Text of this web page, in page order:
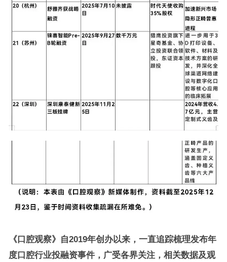
《口腔观察》自2019年创办以来，一直追踪梳理发布年
度口腔行业投融资事件，广受各界关注，相关数据及观